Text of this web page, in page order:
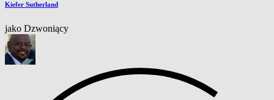
Kiefer Sutherland
jako Dzwoniący